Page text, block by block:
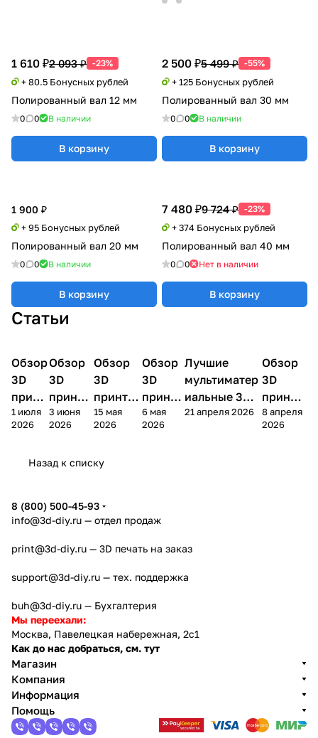
1 610 ₽2 093 ₽ -23%
+ 80.5 Бонусных рублей
Полированный вал 12 мм
0 0 В наличии
В корзину
2 500 ₽5 499 ₽ -55%
+ 125 Бонусных рублей
Полированный вал 30 мм
0 0 В наличии
В корзину
1 900 ₽
+ 95 Бонусных рублей
Полированный вал 20 мм
0 0 В наличии
В корзину
7 480 ₽9 724 ₽ -23%
+ 374 Бонусных рублей
Полированный вал 40 мм
0 0 Нет в наличии
В корзину
Статьи
3D
принтеры
Обзор
3D
принт
ера
Bamb
1 июля
2026
3D
принтеры
Обзор
3D
принте
ра
Anycubi
4
3 июня
2026
3D
принтеры
Обзор
3D
принтер
а
FlashFo
Creator
15 мая
2026
3D
принтеры
Обзор
3D
принте
ра
Bambu
6 мая
2026
3D принтеры
Лучшие
мультиматер
иальные 3D
принтеры на
21 апреля 2026
3D
Обзор
3D
принте
ра
FlashF
8 апреля
2026
Назад к списку
8 (800) 500-45-93
info@3d-diy.ru — отдел продаж
print@3d-diy.ru — 3D печать на заказ
support@3d-diy.ru — тех. поддержка
buh@3d-diy.ru — Бухгалтерия
Мы переехали:
Москва, Павелецкая набережная, 2с1
Как до нас добраться, см. тут
Магазин
Компания
Информация
Помощь